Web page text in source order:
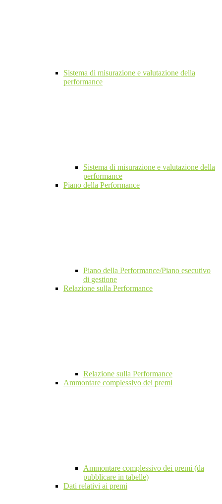
Sistema di misurazione e valutazione della
performance
Sistema di misurazione e valutazione della
performance
Piano della Performance
Piano della Performance/Piano esecutivo
di gestione
Relazione sulla Performance
Relazione sulla Performance
Ammontare complessivo dei premi
Ammontare complessivo dei premi (da
pubblicare in tabelle)
Dati relativi ai premi